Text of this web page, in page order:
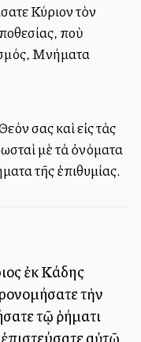
Κύριον τὸν
ποὺ
Μνήματα
σας καὶ εἰς τὰς
μὲ τὰ ὀνόματα
τῆς ἐπιθυμίας.
ἐκ Κάδης
τὴν
τῷ ῥήματι
αὐτῷ